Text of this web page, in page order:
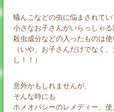
蟻んこなどの虫に悩まされてい
小さなお子さんがいらっしゃる
殺虫成分などの入ったものは
（いや、お子さんだけでなく
し！！）
意外かもしれませんが、
そんな時にも
ホメオパシーのレメディー、使